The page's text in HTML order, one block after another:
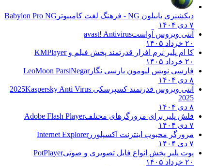
دیکشنری بابیلون NG - فرهنگ لغت کامپیوتر
Babylon Pro NG
آنتی ویروس آواست avast! Antivirus
کا ام پلیر نرم افزار قدرتمند پخش فیلم وKMPlayer
فارسی نویس لیومون پارسی نگار LeoMoon ParsiNegar
آنتی ویروس قدرتمند کسپرسکی 2025Kaspersky Anti Virus
2025
فلش پلیر برای مرورگرهای مختلفAdobe Flash Player
مرورگر محبوب اینترنت اکسپلوررInternet Explorer
پوت پلیر پخش انواع فایل تصویری و صوتیPotPlayer